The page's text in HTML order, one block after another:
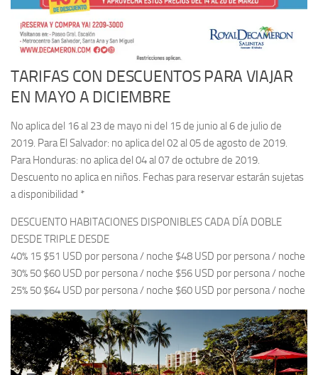
TARIFAS CON DESCUENTOS PARA VIAJAR
EN MAYO A DICIEMBRE
No aplica del 16 al 23 de mayo ni del 15 de junio al 6 de julio de
2019. Para El Salvador: no aplica del 02 al 05 de agosto de 2019.
Para Honduras: no aplica del 04 al 07 de octubre de 2019.
Descuento no aplica en niños. Fechas para reservar estarán sujetas
a disponibilidad *
DESCUENTO HABITACIONES DISPONIBLES CADA DÍA DOBLE
DESDE TRIPLE DESDE
40% 15 $51 USD por persona / noche $48 USD por persona / noche
30% 50 $60 USD por persona / noche $56 USD por persona / noche
25% 50 $64 USD por persona / noche $60 USD por persona / noche